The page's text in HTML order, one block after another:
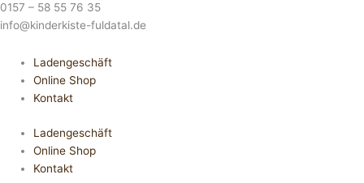
0157 – 58 55 76 35
info@kinderkiste-fuldatal.de
Ladengeschäft
Online Shop
Kontakt
Ladengeschäft
Online Shop
Kontakt